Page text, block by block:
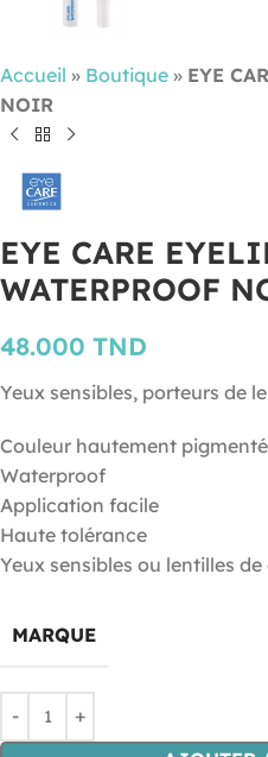
Accueil » Boutique » EYE
NOIR
EYE CARE
WATERPROOF
48.000 TND
Yeux sensibles, porteurs de
Couleur hautement
Waterproof
Application facile
Haute tolérance
Yeux sensibles ou lentilles
MARQUE